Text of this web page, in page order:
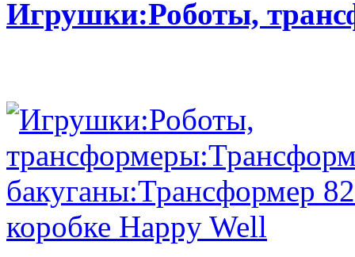
Игрушки:Роботы,